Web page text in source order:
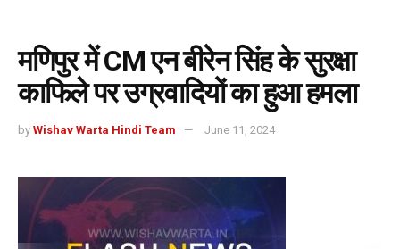
मणिपुर में CM एन बीरेन सिंह के सुरक्षा
काफिले पर उग्रवादियों का हुआ हमला
by Wishav Warta Hindi Team June 11, 2024